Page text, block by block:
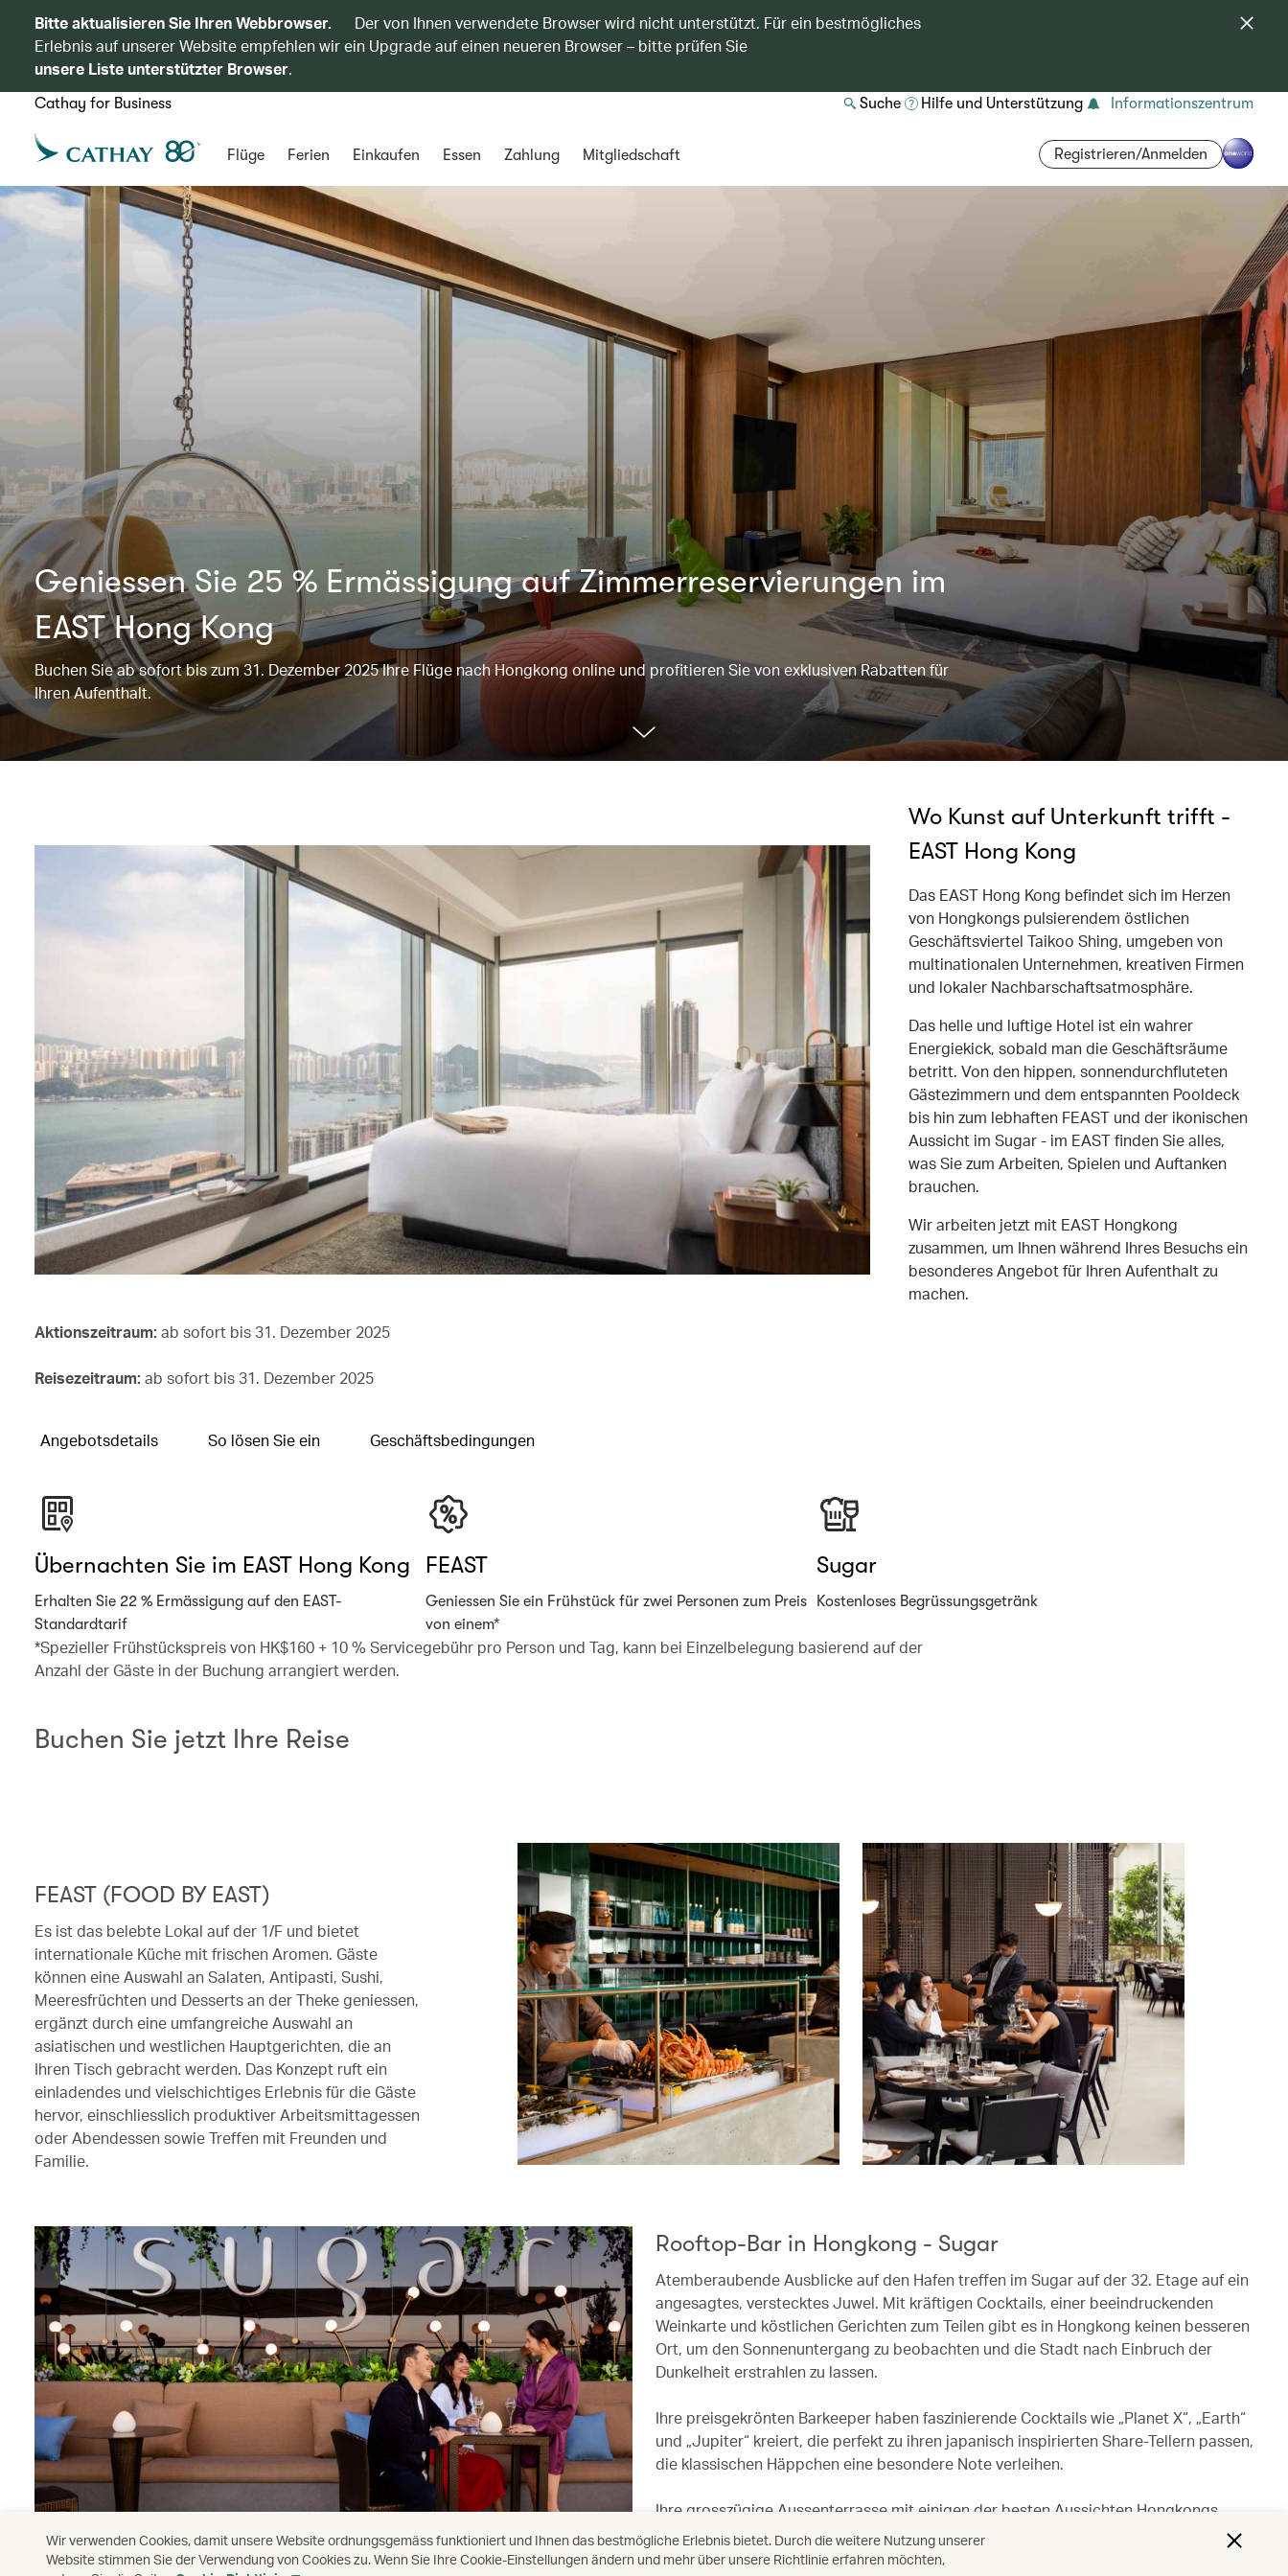
Bitte aktualisieren Sie Ihren Webbrowser.
Der von Ihnen verwendete Browser wird nicht unterstützt. Für ein bestmögliches
Erlebnis auf unserer Website empfehlen wir ein Upgrade auf einen neueren Browser – bitte prüfen Sie
unsere Liste unterstützter Browser.
Cathay for Business Suche Hilfe und Unterstützung Informationszentrum
Flüge Ferien Einkaufen Essen Zahlung Mitgliedschaft Registrieren/Anmelden
Geniessen Sie 25 % Ermässigung auf Zimmerreservierungen im
EAST Hong Kong
Buchen Sie ab sofort bis zum 31. Dezember 2025 Ihre Flüge nach Hongkong online und profitieren Sie von exklusiven Rabatten für
Ihren Aufenthalt.
Wo Kunst auf Unterkunft trifft -
EAST Hong Kong
Das EAST Hong Kong befindet sich im Herzen
von Hongkongs pulsierendem östlichen
Geschäftsviertel Taikoo Shing, umgeben von
multinationalen Unternehmen, kreativen Firmen
und lokaler Nachbarschaftsatmosphäre.
Das helle und luftige Hotel ist ein wahrer
Energiekick, sobald man die Geschäftsräume
betritt. Von den hippen, sonnendurchfluteten
Gästezimmern und dem entspannten Pooldeck
bis hin zum lebhaften FEAST und der ikonischen
Aussicht im Sugar - im EAST finden Sie alles,
was Sie zum Arbeiten, Spielen und Auftanken
brauchen.
Wir arbeiten jetzt mit EAST Hongkong
zusammen, um Ihnen während Ihres Besuchs ein
besonderes Angebot für Ihren Aufenthalt zu
machen.
Aktionszeitraum: ab sofort bis 31. Dezember 2025
Reisezeitraum: ab sofort bis 31. Dezember 2025
Angebotsdetails So lösen Sie ein Geschäftsbedingungen
Übernachten Sie im EAST Hong Kong
Erhalten Sie 22 % Ermässigung auf den EAST-
Standardtarif
FEAST
Geniessen Sie ein Frühstück für zwei Personen zum Preis
von einem*
Sugar
Kostenloses Begrüssungsgetränk
*Spezieller Frühstückspreis von HK$160 + 10 % Servicegebühr pro Person und Tag, kann bei Einzelbelegung basierend auf der
Anzahl der Gäste in der Buchung arrangiert werden.
Buchen Sie jetzt Ihre Reise
FEAST (FOOD BY EAST)
Es ist das belebte Lokal auf der 1/F und bietet
internationale Küche mit frischen Aromen. Gäste
können eine Auswahl an Salaten, Antipasti, Sushi,
Meeresfrüchten und Desserts an der Theke geniessen,
ergänzt durch eine umfangreiche Auswahl an
asiatischen und westlichen Hauptgerichten, die an
Ihren Tisch gebracht werden. Das Konzept ruft ein
einladendes und vielschichtiges Erlebnis für die Gäste
hervor, einschliesslich produktiver Arbeitsmittagessen
oder Abendessen sowie Treffen mit Freunden und
Familie.
Rooftop-Bar in Hongkong - Sugar
Atemberaubende Ausblicke auf den Hafen treffen im Sugar auf der 32. Etage auf ein
angesagtes, verstecktes Juwel. Mit kräftigen Cocktails, einer beeindruckenden
Weinkarte und köstlichen Gerichten zum Teilen gibt es in Hongkong keinen besseren
Ort, um den Sonnenuntergang zu beobachten und die Stadt nach Einbruch der
Dunkelheit erstrahlen zu lassen.
Ihre preisgekrönten Barkeeper haben faszinierende Cocktails wie „Planet X“, „Earth“
und „Jupiter“ kreiert, die perfekt zu ihren japanisch inspirierten Share-Tellern passen,
die klassischen Häppchen eine besondere Note verleihen.
Ihre grosszügige Aussenterrasse mit einigen der besten Aussichten Hongkongs
lockt ein After-Work-Publikum an, das auf der Ostseite von Hong Kong Island einen
entspannten Ort zum Entspannen, Entspannen und geselligen Beisammensein sucht.
Wir verwenden Cookies, damit unsere Website ordnungsgemäss funktioniert und Ihnen das bestmögliche Erlebnis bietet. Durch die weitere Nutzung unserer
Website stimmen Sie der Verwendung von Cookies zu. Wenn Sie Ihre Cookie-Einstellungen ändern und mehr über unsere Richtlinie erfahren möchten,